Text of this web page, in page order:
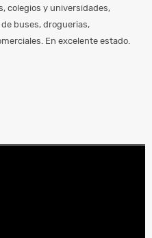
colegios y universidades,
buses, droguerias,
En excelente estado.